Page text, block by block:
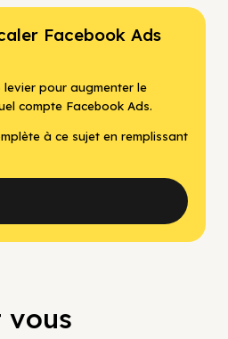
Facebook Ads
levier pour augmenter le
compte Facebook Ads.
à ce sujet en remplissant
vous